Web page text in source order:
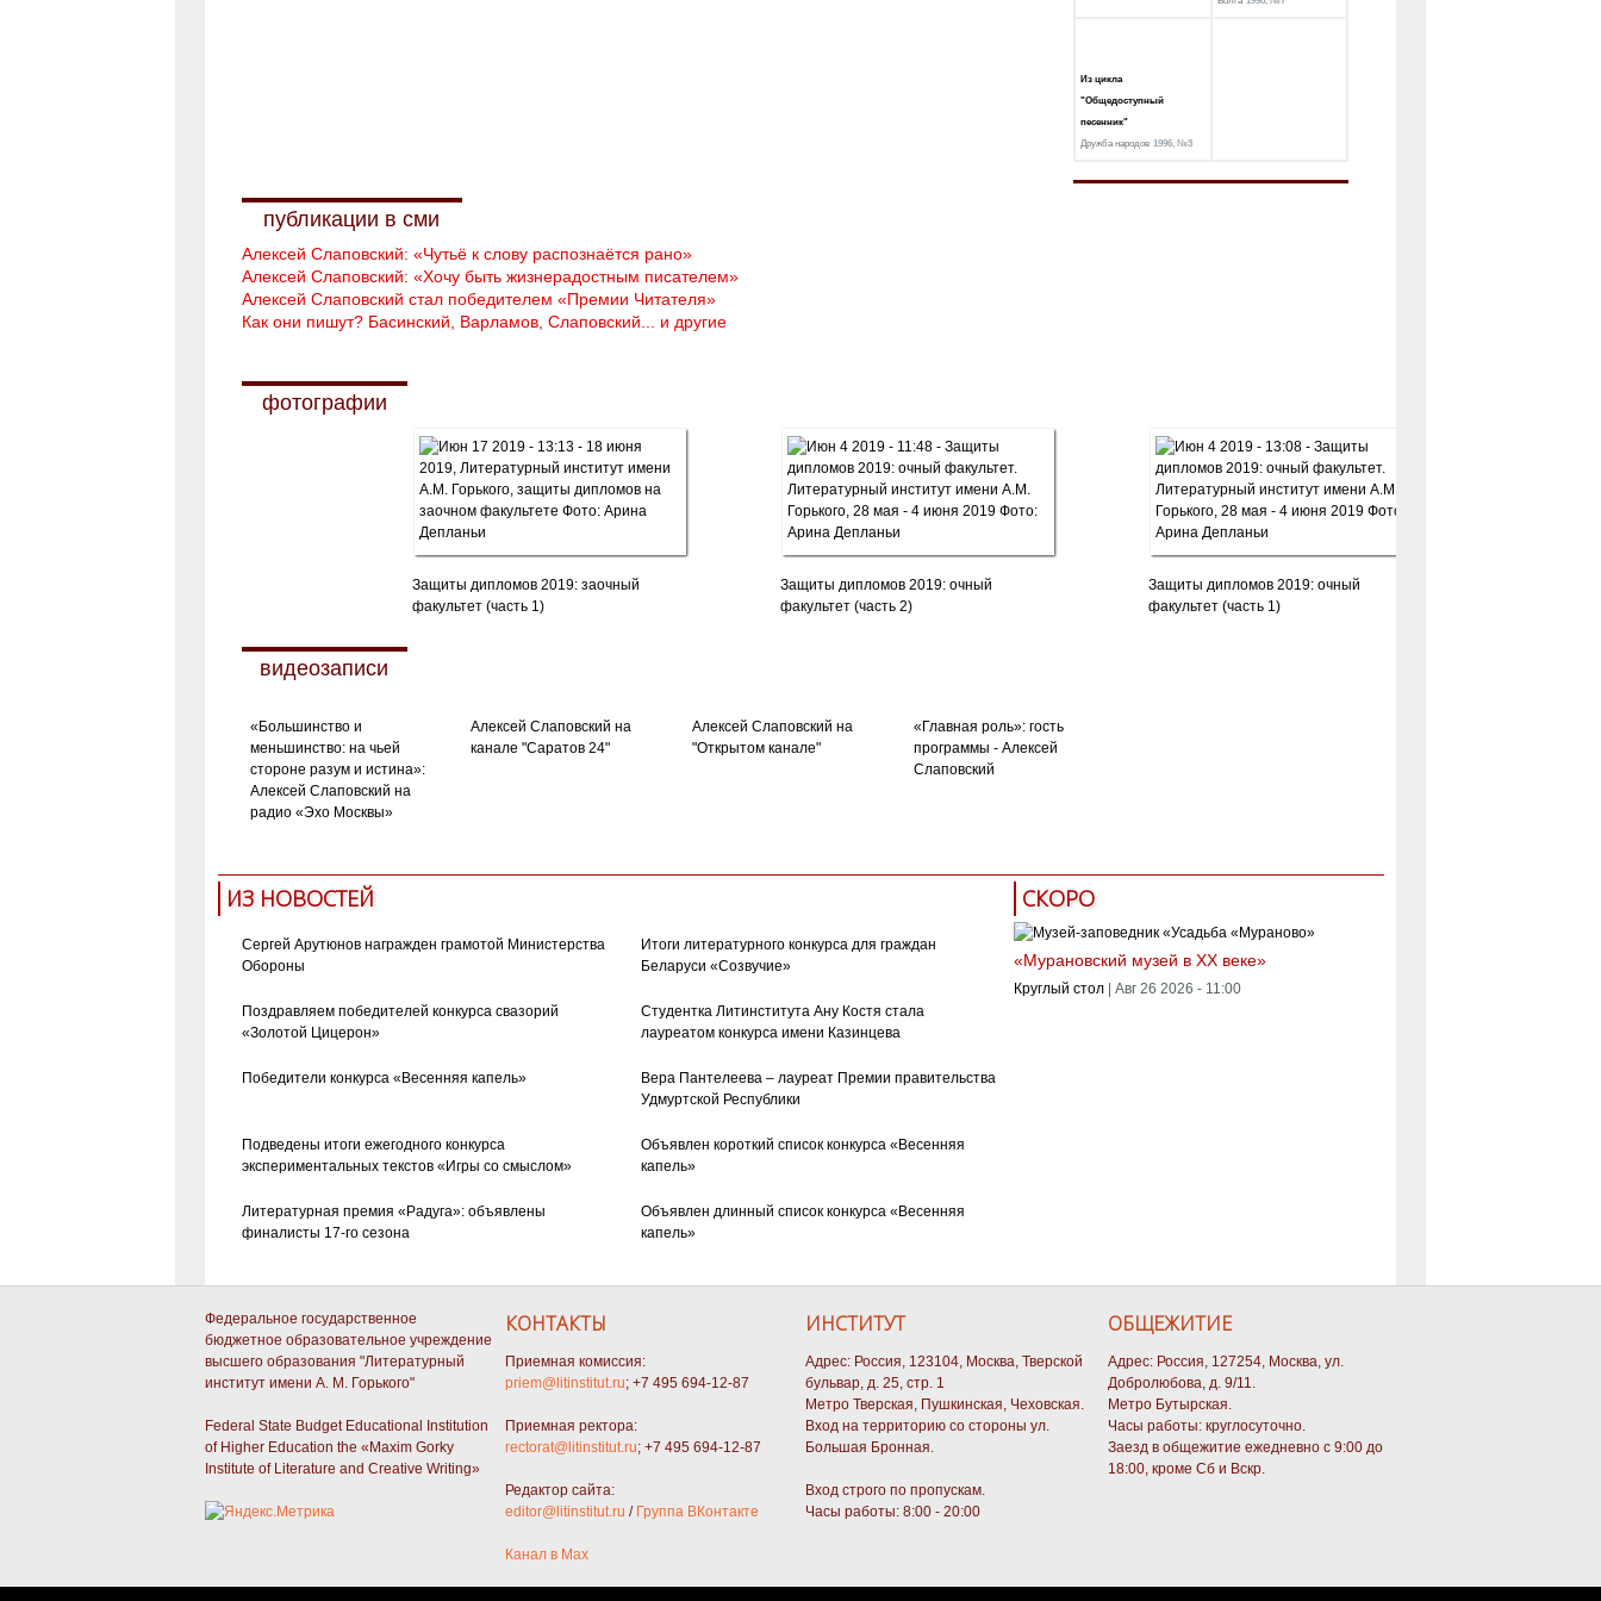
Из цикла
"Общедоступный
песенник"
Дружба народов 1996, №3
публикации в сми
Алексей Слаповский: «Чутьё к слову распознаётся рано»
Алексей Слаповский: «Хочу быть жизнерадостным писателем»
Алексей Слаповский стал победителем «Премии Читателя»
Как они пишут? Басинский, Варламов, Слаповский... и другие
фотографии
Защиты дипломов 2019: заочный
факультет (часть 1)
Защиты дипломов 2019: очный
факультет (часть 2)
Защиты дипломов 2019: очный
факультет (часть 1)
видеозаписи
«Большинство и
меньшинство: на чьей
стороне разум и истина»:
Алексей Слаповский на
радио «Эхо Москвы»
Алексей Слаповский на
канале "Саратов 24"
Алексей Слаповский на
"Открытом канале"
«Главная роль»: гость
программы - Алексей
Слаповский
ИЗ НОВОСТЕЙ
Сергей Арутюнов награжден грамотой Министерства
Обороны
Итоги литературного конкурса для граждан
Беларуси «Созвучие»
Поздравляем победителей конкурса свазорий
«Золотой Цицерон»
Студентка Литинститута Ану Костя стала
лауреатом конкурса имени Казинцева
Победители конкурса «Весенняя капель»
Вера Пантелеева – лауреат Премии правительства
Удмуртской Республики
Подведены итоги ежегодного конкурса
экспериментальных текстов «Игры со смыслом»
Объявлен короткий список конкурса «Весенняя
капель»
Литературная премия «Радуга»: объявлены
финалисты 17-го сезона
Объявлен длинный список конкурса «Весенняя
капель»
СКОРО
«Мурановский музей в XX веке»
Круглый стол Авг 26 2026 - 11:00
Федеральное государственное
бюджетное образовательное учреждение
высшего образования "Литературный
институт имени А. М. Горького"
Federal State Budget Educational Institution
of Higher Education the «Maxim Gorky
Institute of Literature and Creative Writing»
КОНТАКТЫ
Приемная комиссия:
priem@litinstitut.ru; +7 495 694-12-87
Приемная ректора:
rectorat@litinstitut.ru; +7 495 694-12-87
Редактор сайта:
editor@litinstitut.ru / Группа ВКонтакте
Канал в Max
ИНСТИТУТ
Адрес: Россия, 123104, Москва, Тверской
бульвар, д. 25, стр. 1
Метро Тверская, Пушкинская, Чеховская.
Вход на территорию со стороны ул.
Большая Бронная.
Вход строго по пропускам.
Часы работы: 8:00 - 20:00
ОБЩЕЖИТИЕ
Адрес: Россия, 127254, Москва, ул.
Добролюбова, д. 9/11.
Метро Бутырская.
Часы работы: круглосуточно.
Заезд в общежитие ежедневно с 9:00 до
18:00, кроме Сб и Вскр.